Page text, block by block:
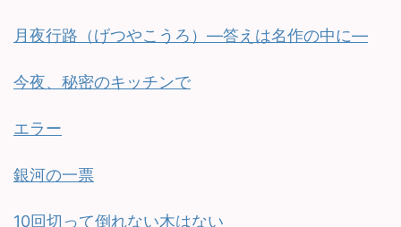
月夜行路（げつやこうろ）—答えは名作の中に—
今夜、秘密のキッチンで
エラー
銀河の一票
10回切って倒れない木はない